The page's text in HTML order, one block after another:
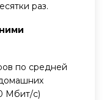
раз.
по средней
Мбит/с)